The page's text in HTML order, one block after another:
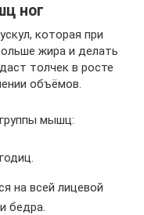
ног
которая при
жира и делать
толчек в росте
объёмов.
мышц:
на всей лицевой
бедра.